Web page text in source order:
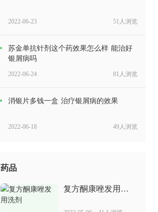
2022-06-23 51人浏览
苏金单抗针剂这个药效果怎么样 能治好
银屑病吗
2022-06-24 81人浏览
消银片多钱一盒 治疗银屑病的效果
2022-06-18 49人浏览
药品
复方酮康唑发用洗